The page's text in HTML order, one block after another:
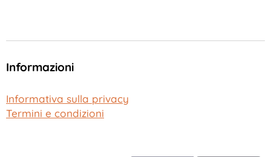
Informazioni
Informativa sulla privacy
Termini e condizioni